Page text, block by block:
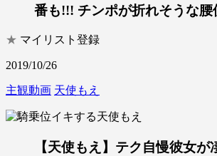
番も!!! チンポが折れそうな腰
★ マイリスト登録
2019/10/26
主観動画 天使もえ
【天使もえ】テク自慢彼女